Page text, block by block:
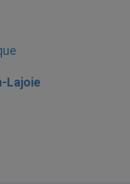
Lajoie